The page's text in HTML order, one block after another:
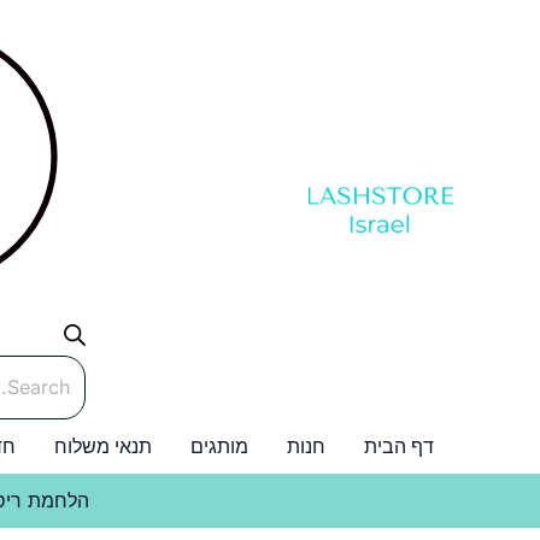
Products
search
דף הבית חנות מותגים תנאי משלוח
הלחמת